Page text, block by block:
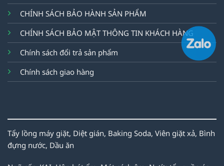
CHÍNH SÁCH BẢO HÀNH SẢN PHẨM
CHÍNH SÁCH BẢO MẬT THÔNG TIN KHÁCH HÀNG
Chính sách đổi trả sản phẩm
Chính sách giao hàng
Tẩy lồng máy giặt, Diệt gián, Baking Soda, Viên giặt xả, Bình
đựng nước, Dầu ăn